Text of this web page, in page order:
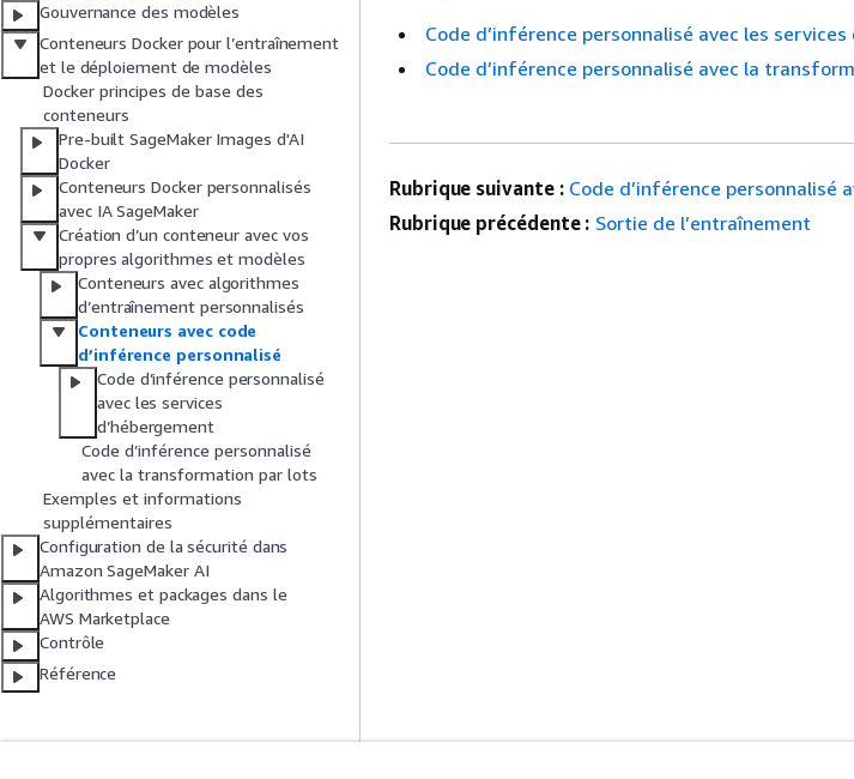
Gouvernance des modèles
Conteneurs Docker pour l’entraînement
et le déploiement de modèles
Docker principes de base des
conteneurs
Pre-built SageMaker Images d'AI
Docker
Conteneurs Docker personnalisés
avec IA SageMaker
Création d’un conteneur avec vos
propres algorithmes et modèles
Conteneurs avec algorithmes
d’entraînement personnalisés
Conteneurs avec code
d’inférence personnalisé
Code d’inférence personnalisé
avec les services
d’hébergement
Code d’inférence personnalisé
avec la transformation par lots
Exemples et informations
supplémentaires
Configuration de la sécurité dans
Amazon SageMaker AI
Algorithmes et packages dans le
AWS Marketplace
Contrôle
Référence
Code d’inférence personnalisé avec les services
Code d’inférence personnalisé avec la
Rubrique suivante : Code d’inférence personnalisé
Rubrique précédente : Sortie de l’entraînement